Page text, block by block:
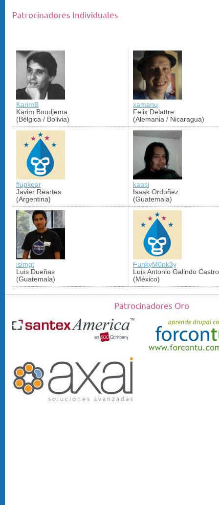
Patrocinadores Individuales
KarimB
Karim Boudjema
(Bélgica / Bolivia)
xamanu
Felix Delattre
(Alemania / Nicaragua)
flupkear
Javier Reartes
(Argentina)
kaasi
Isaak Ordoñez
(Guatemala)
isimgt
Luis Dueñas
(Guatemala)
FunkyM0nk3y
Luis Antonio Galindo Castro
(México)
Patrocinadores Oro